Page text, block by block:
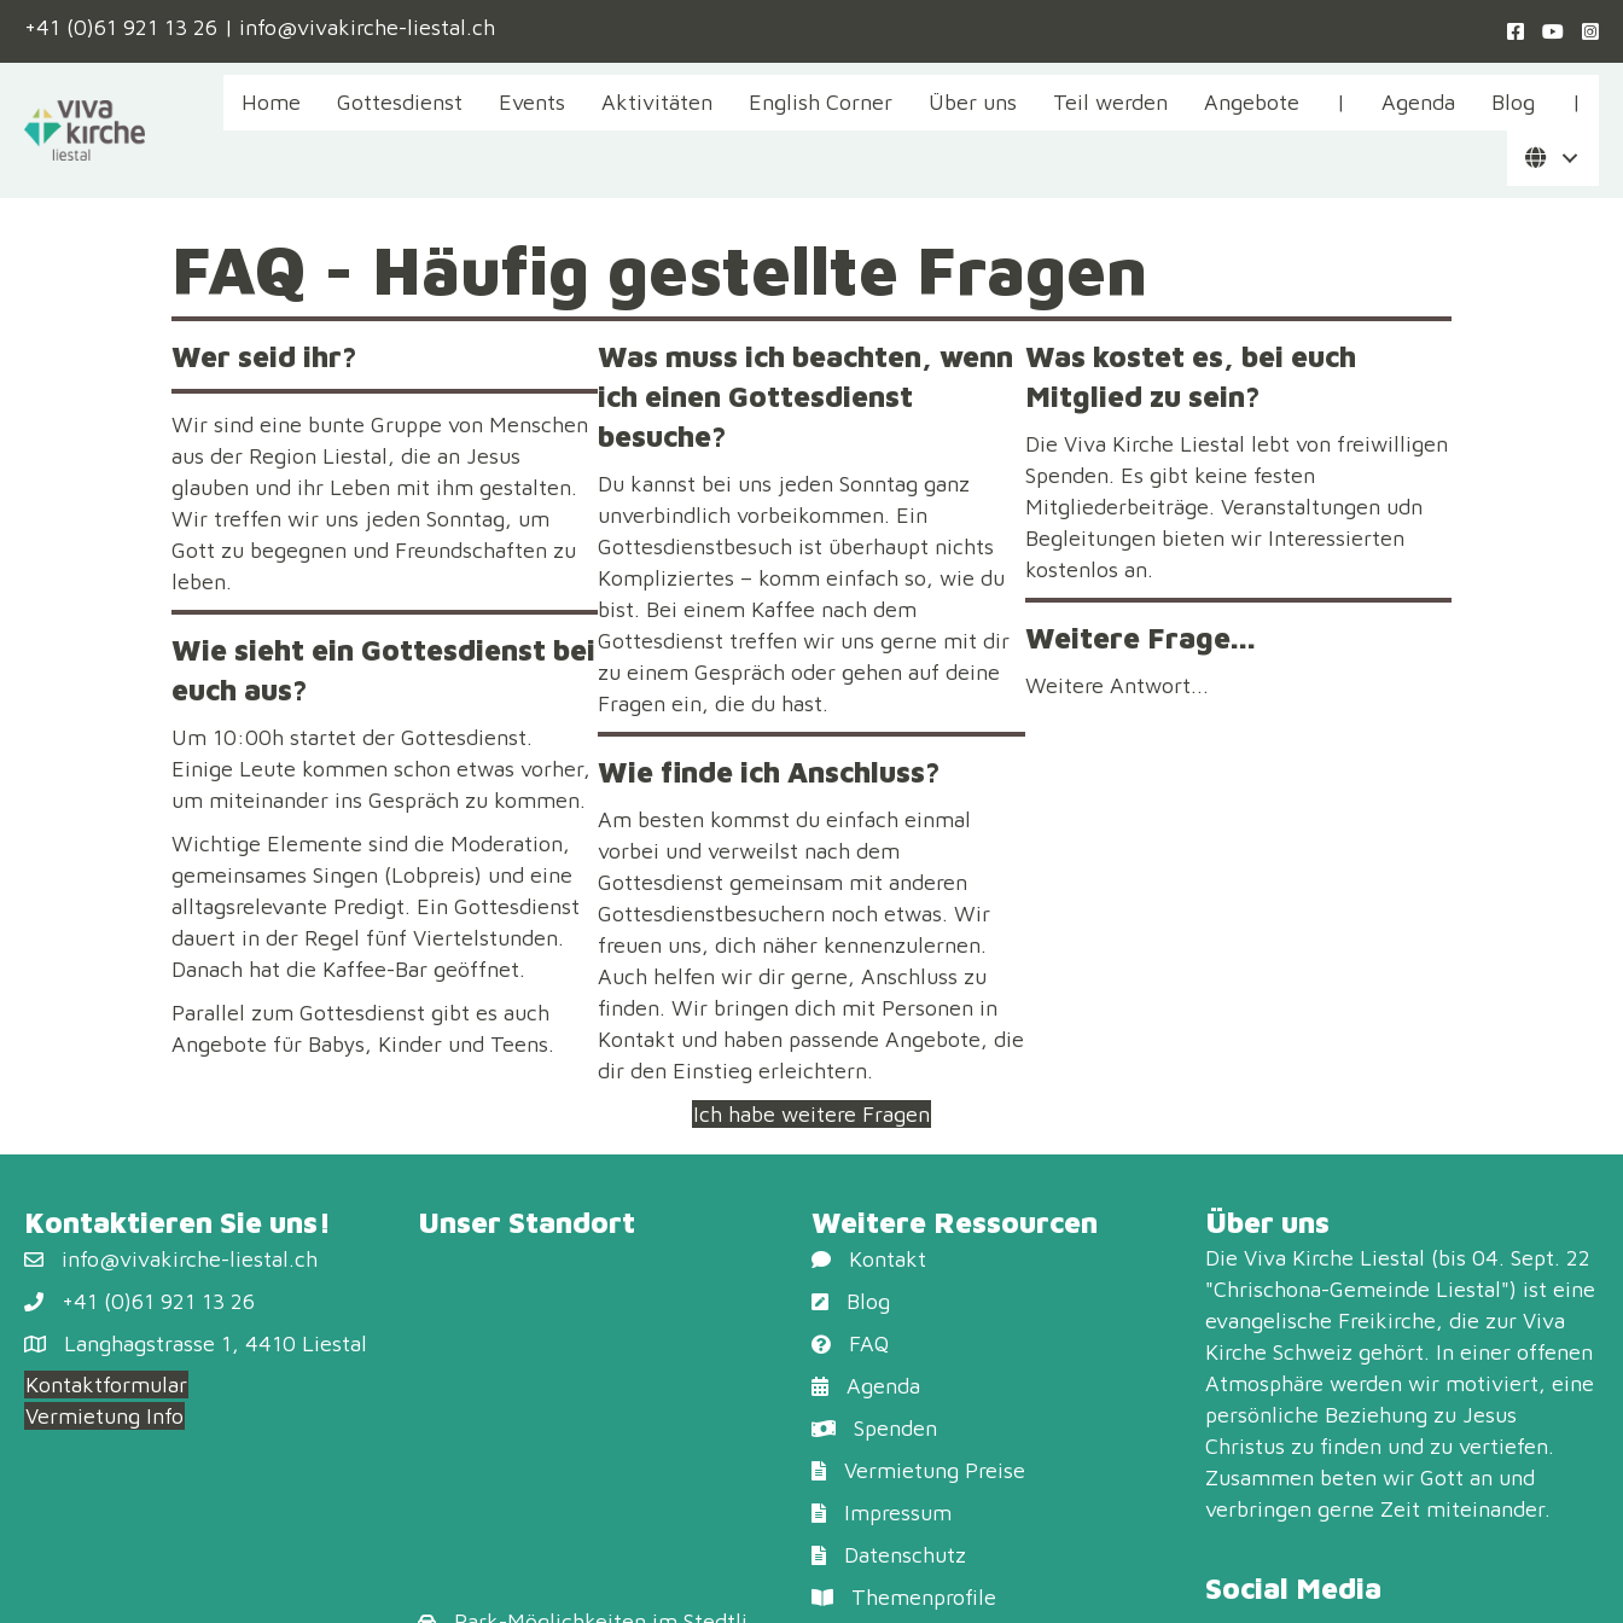
+41 (0)61 921 13 26 | info@vivakirche-liestal.ch
Home Gottesdienst Events Aktivitäten English Corner Über uns Teil werden Angebote | Agenda Blog |
FAQ - Häufig gestellte Fragen
Wer seid ihr?
Wir sind eine bunte Gruppe von Menschen
aus der Region Liestal, die an Jesus
glauben und ihr Leben mit ihm gestalten.
Wir treffen wir uns jeden Sonntag, um
Gott zu begegnen und Freundschaften zu
leben.
Wie sieht ein Gottesdienst bei
euch aus?
Um 10:00h startet der Gottesdienst.
Einige Leute kommen schon etwas vorher,
um miteinander ins Gespräch zu kommen.
Wichtige Elemente sind die Moderation,
gemeinsames Singen (Lobpreis) und eine
alltagsrelevante Predigt. Ein Gottesdienst
dauert in der Regel fünf Viertelstunden.
Danach hat die Kaffee-Bar geöffnet.
Parallel zum Gottesdienst gibt es auch
Angebote für Babys, Kinder und Teens.
Was muss ich beachten, wenn
ich einen Gottesdienst
besuche?
Du kannst bei uns jeden Sonntag ganz
unverbindlich vorbeikommen. Ein
Gottesdienstbesuch ist überhaupt nichts
Kompliziertes – komm einfach so, wie du
bist. Bei einem Kaffee nach dem
Gottesdienst treffen wir uns gerne mit dir
zu einem Gespräch oder gehen auf deine
Fragen ein, die du hast.
Wie finde ich Anschluss?
Am besten kommst du einfach einmal
vorbei und verweilst nach dem
Gottesdienst gemeinsam mit anderen
Gottesdienstbesuchern noch etwas. Wir
freuen uns, dich näher kennenzulernen.
Auch helfen wir dir gerne, Anschluss zu
finden. Wir bringen dich mit Personen in
Kontakt und haben passende Angebote, die
dir den Einstieg erleichtern.
Was kostet es, bei euch
Mitglied zu sein?
Die Viva Kirche Liestal lebt von freiwilligen
Spenden. Es gibt keine festen
Mitgliederbeiträge. Veranstaltungen udn
Begleitungen bieten wir Interessierten
kostenlos an.
Weitere Frage...
Weitere Antwort...
Ich habe weitere Fragen
Kontaktieren Sie uns!
info@vivakirche-liestal.ch
+41 (0)61 921 13 26
Langhagstrasse 1, 4410 Liestal
Kontaktformular
Vermietung Info
Unser Standort Weitere Ressourcen
Kontakt
Blog
FAQ
Agenda
Spenden
Vermietung Preise
Impressum
Datenschutz
Themenprofile
Über uns
Die Viva Kirche Liestal (bis 04. Sept. 22
"Chrischona-Gemeinde Liestal") ist eine
evangelische Freikirche, die zur Viva
Kirche Schweiz gehört. In einer offenen
Atmosphäre werden wir motiviert, eine
persönliche Beziehung zu Jesus
Christus zu finden und zu vertiefen.
Zusammen beten wir Gott an und
verbringen gerne Zeit miteinander.
Social Media